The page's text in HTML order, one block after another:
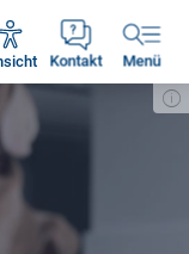
Kontakt Menü